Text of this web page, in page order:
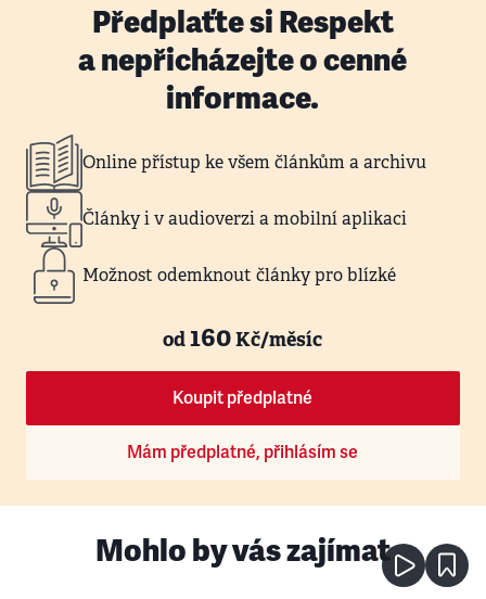
Předplaťte si Respekt
a nepřicházejte o cenné
informace.
Online přístup ke všem článkům a archivu
Články i v audioverzi a mobilní aplikaci
Možnost odemknout články pro blízké
od160Kč/měsíc
Koupit předplatné
Mám předplatné, přihlásím se
Mohlo by vás zajímat